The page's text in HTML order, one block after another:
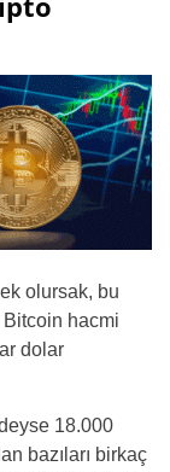
olursak, bu
Bitcoin hacmi
dolar
18.000
bazıları birkaç